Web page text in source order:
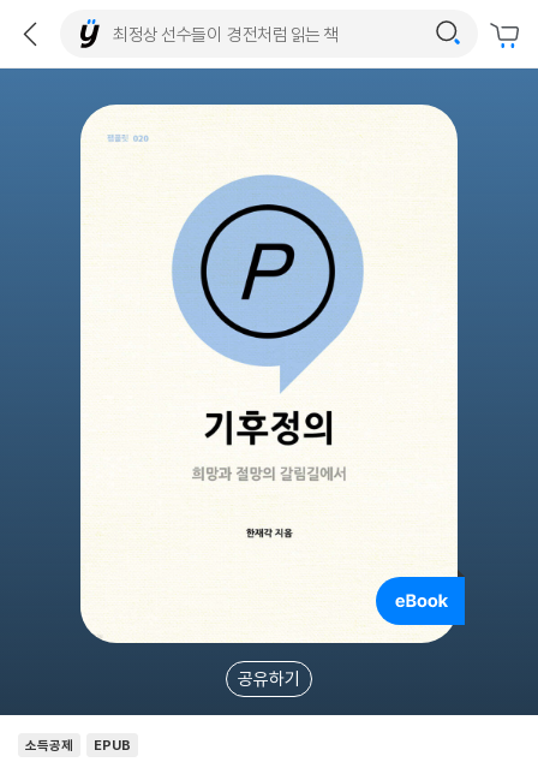
공유하기
소득공제 EPUB